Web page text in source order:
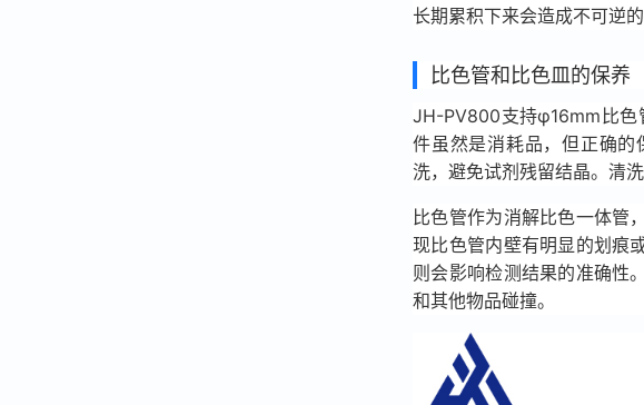
长期累积下来会造成不可逆的
比色管和比色皿的保养
JH-PV800支持φ16mm比
件虽然是消耗品，但正确
洗，避免试剂残留结晶。清
比色管作为消解比色一体管
现比色管内壁有明显的划痕
则会影响检测结果的准确性
和其他物品碰撞。